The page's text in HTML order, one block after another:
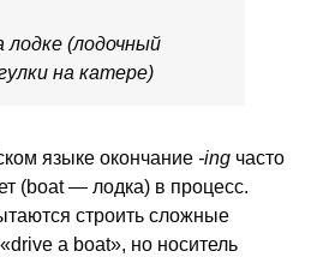
лодке (лодочный
на катере)
языке окончание -ing часто
(boat — лодка) в процесс.
строить сложные
a boat», но носитель